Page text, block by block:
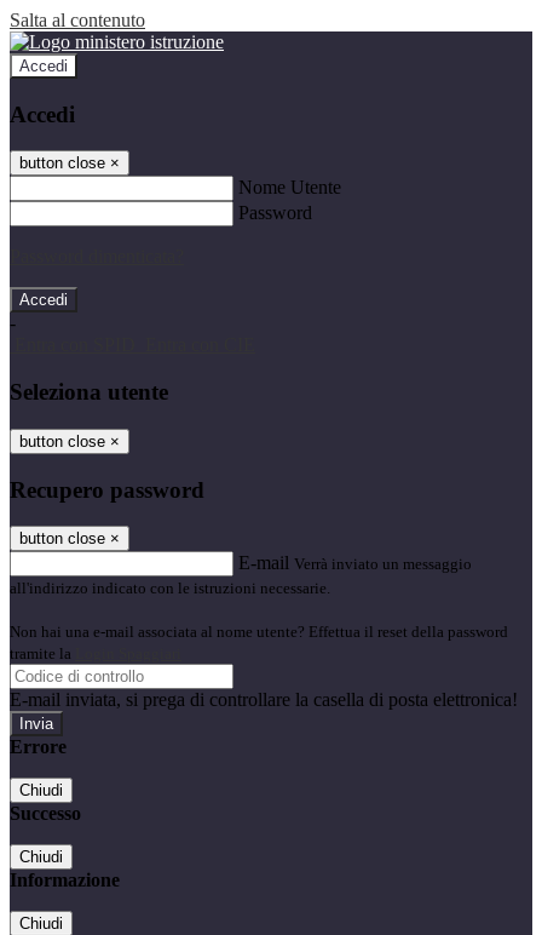
Salta al contenuto
Accedi
Accedi
button close ×
Nome Utente
Password
-
Seleziona utente
button close ×
Recupero password
button close ×
E-mail Verrà inviato un messaggio
all'indirizzo indicato con le istruzioni necessarie.
Non hai una e-mail associata al nome utente? Effettua il reset della password
tramite la
E-mail inviata, si prega di controllare la casella di posta elettronica!
Errore
Chiudi
Successo
Chiudi
Informazione
Chiudi